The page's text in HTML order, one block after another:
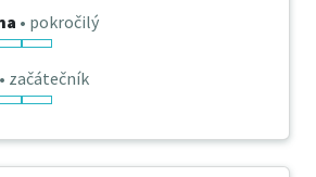
• pokročilý
• začátečník